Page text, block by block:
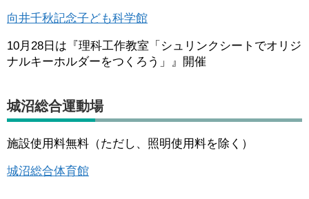
向井千秋記念子ども科学館
10月28日は『理科工作教室「シュリンクシートでオリジ
ナルキーホルダーをつくろう」』開催
城沼総合運動場
施設使用料無料（ただし、照明使用料を除く）
城沼総合体育館